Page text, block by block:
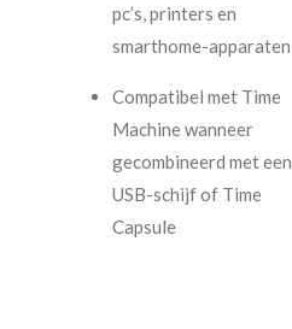
pc’s, printers en
smarthome-apparaten
Compatibel met Time
Machine wanneer
gecombineerd met een
USB-schijf of Time
Capsule